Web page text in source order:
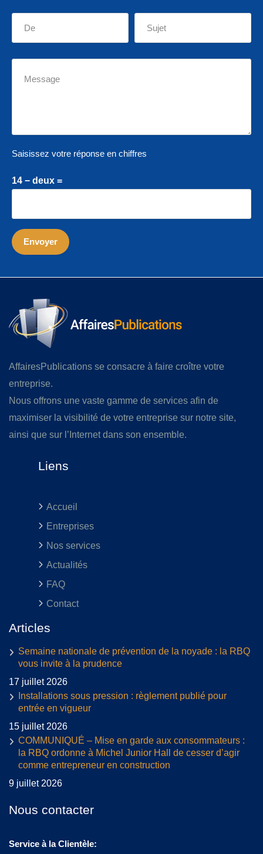
Saisissez votre réponse en chiffres
14 − deux =
AffairesPublications se consacre à faire croître votre
entreprise.
Nous offrons une vaste gamme de services afin de
maximiser la visibilité de votre entreprise sur notre site,
ainsi que sur l’Internet dans son ensemble.
Liens
Accueil
Entreprises
Nos services
Actualités
FAQ
Contact
Articles
Semaine nationale de prévention de la noyade : la RBQ
vous invite à la prudence
17 juillet 2026
Installations sous pression : règlement publié pour
entrée en vigueur
15 juillet 2026
COMMUNIQUÉ – Mise en garde aux consommateurs :
la RBQ ordonne à Michel Junior Hall de cesser d’agir
comme entrepreneur en construction
9 juillet 2026
Nous contacter
Service à la Clientèle: